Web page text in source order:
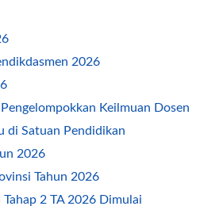
2026
Keilmuan Dosen
di Satuan Pendidikan
2026
Tahun 2026
2 TA 2026 Dimulai